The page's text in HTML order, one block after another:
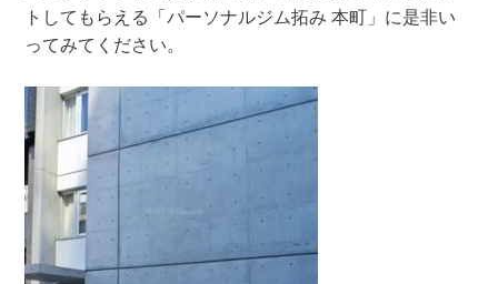
トしてもらえる「パーソナルジム拓み 本町」に是非い
ってみてください。